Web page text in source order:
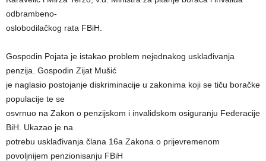
odbrambeno-
oslobodilačkog rata FBiH.
Gospodin Pojata je istakao problem nejednakog usklađivanja
penzija. Gospodin Zijat Mušić
je naglasio postojanje diskriminacije u zakonima koji se tiču boračke
populacije te se
osvrnuo na Zakon o penzijskom i invalidskom osiguranju Federacije
BiH. Ukazao je na
potrebu usklađivanja člana 16a Zakona o prijevremenom
povoljnijem penzionisanju FBiH